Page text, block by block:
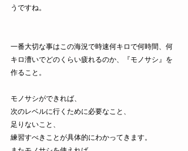
うですね。
一番大切な事はこの海況で時速何キロで何時間、何
キロ漕いでどのくらい疲れるのか、『モノサシ』を
作ること。
モノサシができれば、
次のレベルに行くために必要なこと、
足りないこと、
練習すべきことが具体的にわかってきます。